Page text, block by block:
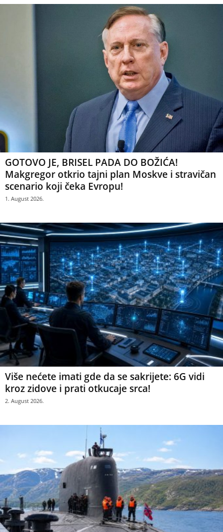
GOTOVO JE, BRISEL PADA DO BOŽIĆA!
Makgregor otkrio tajni plan Moskve i stravičan
scenario koji čeka Evropu!
1. August 2026.
Više nećete imati gde da se sakrijete: 6G vidi
kroz zidove i prati otkucaje srca!
2. August 2026.